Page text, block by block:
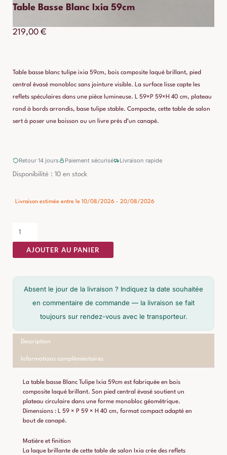
Table Basse Blanc Ixia 59cm
219,00 €
Table basse blanc tulipe ixia 59cm, bois composite laqué brillant, pied
central évasé monobloc sans jointure visible. La surface lisse capte les
reflets spéculaires dans une pièce lumineuse. L 59×P 59×H 40 cm, plateau
rond à bords arrondis, base tulipe stable. Compacte, cette table de salon
sert à poser une boisson ou un livre près d’un canapé.
Retour 14 jours Paiement sécurisé Livraison rapide
Disponibilité : 10 en stock
Livraison estimée entre le 10/08/2026 - 20/08/2026
quantité
Table
Blanc
Ixia
59cm
AJOUTER AU PANIER
Absent le jour de la livraison ? Indiquez la date souhaitée
en commentaire de commande — la livraison se fait
toujours sur rendez-vous avec le transporteur.
Description
Informations complémentaires
La table basse Blanc Tulipe Ixia 59cm est fabriquée en bois
composite laqué brillant. Son pied central évasé soutient un
plateau circulaire dans une forme monobloc géométrique.
Dimensions : L 59 × P 59 × H 40 cm, format compact adapté en
bout de canapé.
Matière et finition
La laque brillante de cette table de salon Ixia crée des reflets